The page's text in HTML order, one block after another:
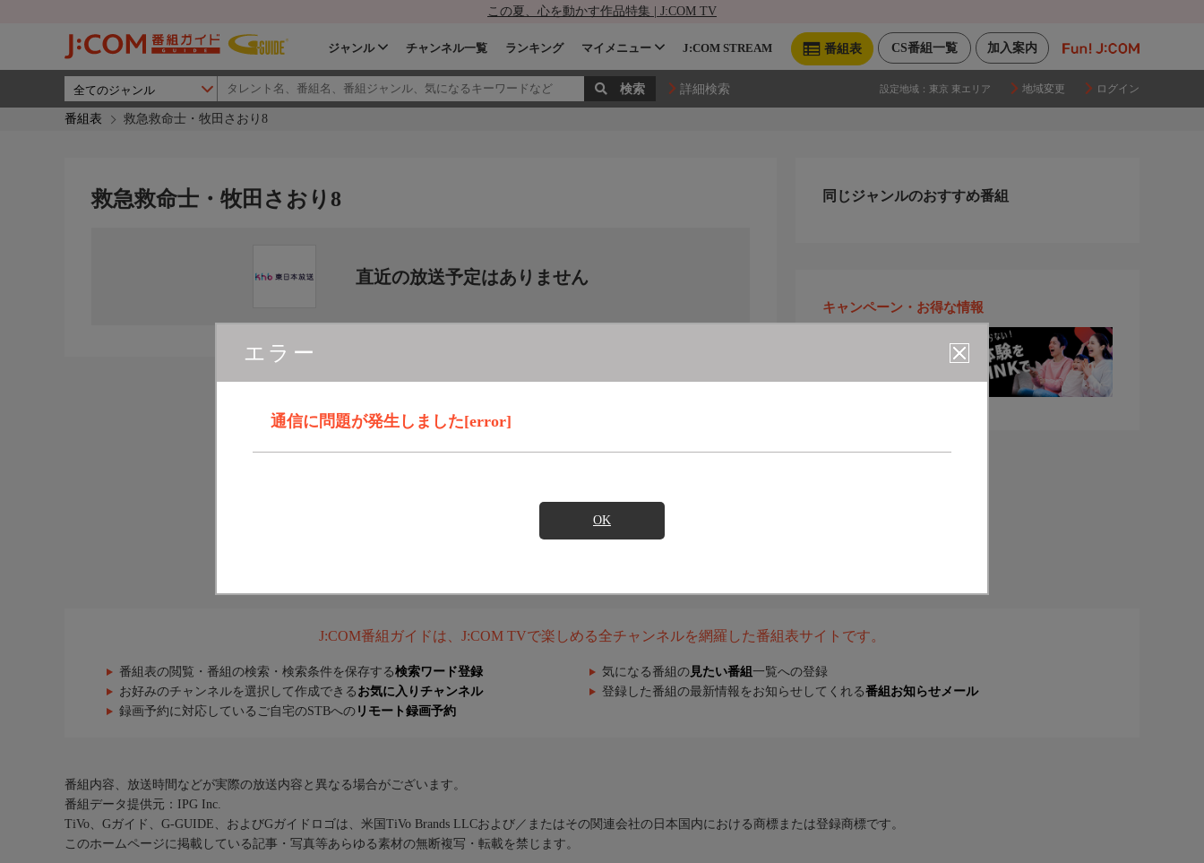
この夏、心を動かす作品特集 | J:COM TV
加入案内
CS番組一覧
番組表
ジャンル チャンネル一覧 ランキング マイメニュー J:COM STREAM
詳細検索 設定地域： 東京 東エリア 地域変更 ログイン
番組表 救急救命士・牧田さおり8
エラー
通信に問題が発生しました[error]
OK
救急救命士・牧田さおり8
直近の放送予定はありません
同じジャンルのおすすめ番組
キャンペーン・お得な情報
J:COM番組ガイドは、J:COM TVで楽しめる全チャンネルを網羅した番組表サイトです。
番組表の閲覧・番組の検索・検索条件を保存する検索ワード登録 気になる番組の 見たい番組 一覧への登録
お好みのチャンネルを選択して作成できる お気に入りチャンネル 登録した番組の最新情報をお知らせしてくれる番組お知らせメール
録画予約に対応しているご自宅のSTBへの リモート録画予約
番組内容、放送時間などが実際の放送内容と異なる場合がございます。
番組データ提供元：IPG Inc.
TiVo、Gガイド、G-GUIDE、およびGガイドロゴは、米国TiVo Brands LLCおよび／またはその関連会社の日本国内における商標または登録商標です。
このホームページに掲載している記事・写真等あらゆる素材の無断複写・転載を禁じます。